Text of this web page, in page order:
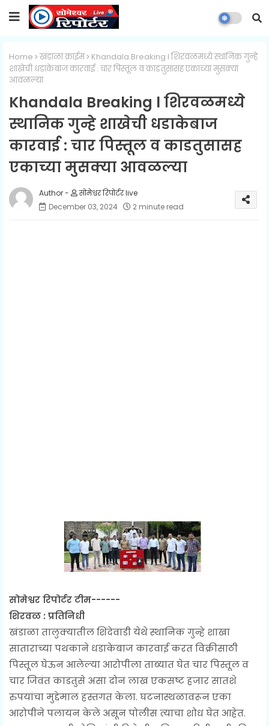
Home खंडाळा क्राईम
Khandala Breaking l शिरवळमध्ये स्थानिक गुन्हे
शाखेची धडाकेबाज कारवाई : चार पिस्तूल व काडतुसासह एकाच्या मुसक्या
आवळल्या
Khandala Breaking l शिरवळमध्ये
स्थानिक गुन्हे शाखेची धडाकेबाज
कारवाई : चार पिस्तूल व काडतुसासह
एकाच्या मुसक्या आवळल्या
सोमेश्वर रिपोर्टर live
December 03, 2024
2 minute read
सोमेश्वर रिपोर्टर टीम------
शिरवळ : प्रतिनिधी
खंडाळा तालुक्यातील शिंदेवाडी येथे स्थानिक गुन्हे शाखा
साताराच्या पथकाने धडाकेबाज कारवाई करत विक्रीसाठी
पिस्तूल घेऊन आलेल्या आरोपीला ताब्यात घेत चार पिस्तूल व
चार जिवंत काडतुसे असा दोन लाख एकसष्ट हजार सातशे
रुपयांचा मुद्देमाल हस्तगत केला. घटनास्थळावरून एका
आरोपीने पलायन केले असून पोलीस त्याचा शोध घेत आहेत.